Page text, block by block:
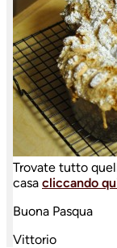
Trovate tutto
casa cliccando
Buona Pasqua
Vittorio